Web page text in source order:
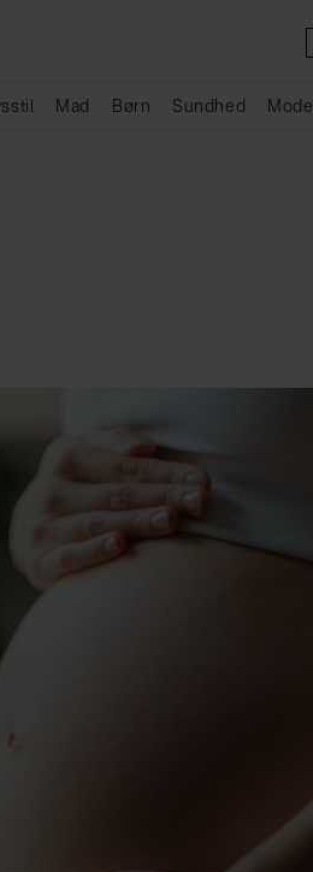
Mad Børn Sundhed Mode